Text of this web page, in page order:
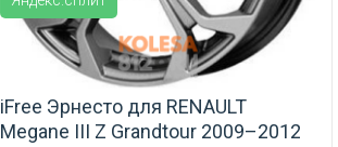
iFree Эрнесто для RENAULT
Megane III Z Grandtour 2009–2012